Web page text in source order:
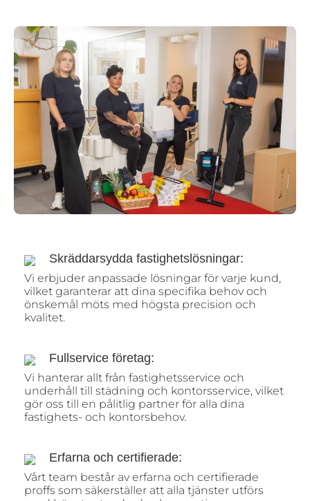
Skräddarsydda fastighetslösningar:
Vi erbjuder anpassade lösningar för varje kund,
vilket garanterar att dina specifika behov och
önskemål möts med högsta precision och
kvalitet.
Fullservice företag:
Vi hanterar allt från fastighetsservice och
underhåll till städning och kontorsservice, vilket
gör oss till en pålitlig partner för alla dina
fastighets- och kontorsbehov.
Erfarna och certifierade:
Vårt team består av erfarna och certifierade
proffs som säkerställer att alla tjänster utförs